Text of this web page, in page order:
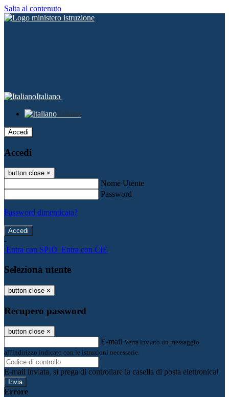
Salta al contenuto
Italiano
Italiano
Accedi
Accedi
button close ×
Nome Utente
Password
Password dimenticata?
-
Entra con SPID Entra con CIE
Seleziona utente
button close ×
Recupero password
button close ×
E-mail Verrà inviato un messaggio
all'indirizzo indicato con le istruzioni necessarie.
E-mail inviata, si prega di controllare la casella di posta elettronica!
Errore